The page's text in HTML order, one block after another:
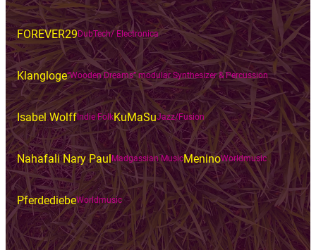
FOREVER29DubTech/ Electronica
Klangloge“Wooden Dreams” modular Synthesizer & Percussion
Isabel WolffIndie FolkKuMaSuJazz/Fusion
Nahafali Nary PaulMadgassian MusicMeninoWorldmusic
PferdediebeWorldmusic